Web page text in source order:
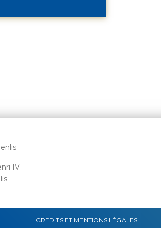
IV
CREDITS ET MENTIONS LÉGALES